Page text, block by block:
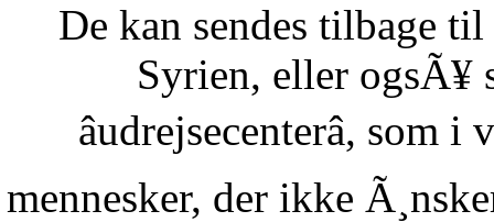
De kan sendes tilbage
Syrien, eller ogsÃ¥
âudrejsecenterâ,
mennesker, der ikke